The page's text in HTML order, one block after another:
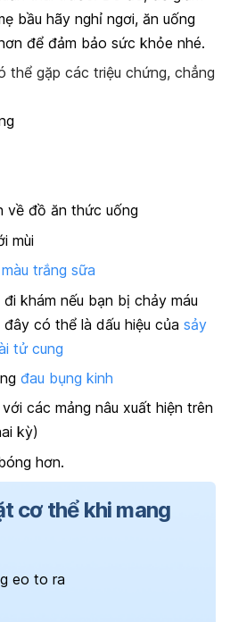
bầu hãy nghỉ ngơi, ăn uống
để đảm bảo sức khỏe nhé.
thể gặp các triệu chứng, chẳng
về đồ ăn thức uống
mùi
trắng sữa
đi khám nếu bạn bị chảy máu
có thể là dấu hiệu của sảy
tử cung
đau bụng kinh
với các mảng nâu xuất hiện trên
kỳ)
hơn.
cơ thể khi mang
eo to ra